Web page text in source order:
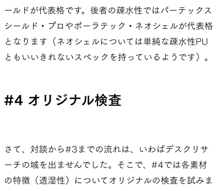
ールドが代表格です。後者の疎水性ではパーテックス
シールド・プロやポーラテック・ネオシェルが代表格
となります（ネオシェルについては単純な疎水性PU
ともいいきれないスペックを持っているようです）。
#4 オリジナル検査
さて、対談から#3までの流れは、いわばデスクリサ
ーチの域を出ませんでした。そこで、#4では各素材
の特徴（透湿性）についてオリジナルの検査を試みま